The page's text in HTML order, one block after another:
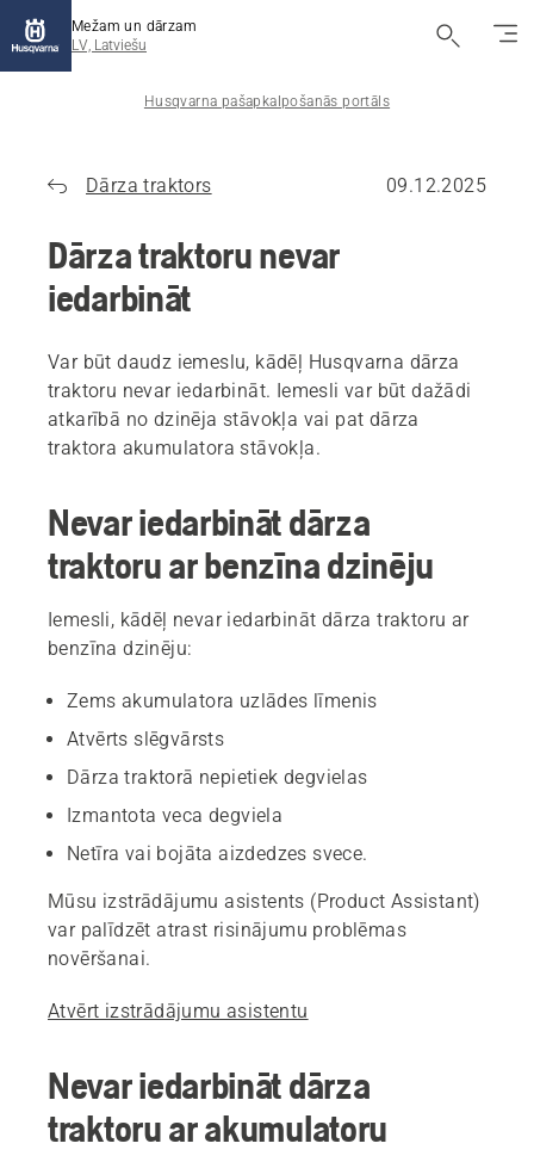
Mežam un dārzam
LV, Latviešu
Husqvarna pašapkalpošanās portāls
Dārza traktors 09.12.2025
Dārza traktoru nevar
iedarbināt
Var būt daudz iemeslu, kādēļ Husqvarna dārza
traktoru nevar iedarbināt. Iemesli var būt dažādi
atkarībā no dzinēja stāvokļa vai pat dārza
traktora akumulatora stāvokļa.
Nevar iedarbināt dārza
traktoru ar benzīna dzinēju
Iemesli, kādēļ nevar iedarbināt dārza traktoru ar
benzīna dzinēju:
Zems akumulatora uzlādes līmenis
Atvērts slēgvārsts
Dārza traktorā nepietiek degvielas
Izmantota veca degviela
Netīra vai bojāta aizdedzes svece.
Mūsu izstrādājumu asistents (Product Assistant)
var palīdzēt atrast risinājumu problēmas
novēršanai.
Atvērt izstrādājumu asistentu
Nevar iedarbināt dārza
traktoru ar akumulatoru